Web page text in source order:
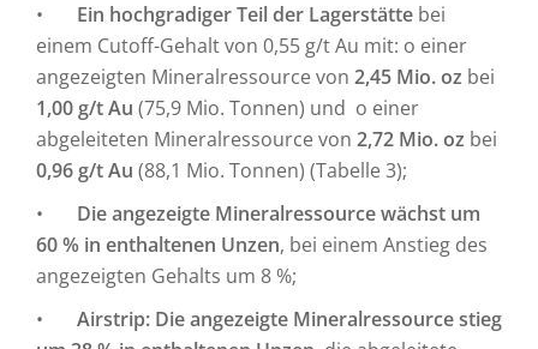
• Ein hochgradiger Teil der Lagerstätte bei
einem Cutoff-Gehalt von 0,55 g/t Au mit: o einer
angezeigten Mineralressource von 2,45 Mio. oz bei
1,00 g/t Au (75,9 Mio. Tonnen) und o einer
abgeleiteten Mineralressource von 2,72 Mio. oz bei
0,96 g/t Au (88,1 Mio. Tonnen) (Tabelle 3);
• Die angezeigte Mineralressource wächst um
60 % in enthaltenen Unzen, bei einem Anstieg des
angezeigten Gehalts um 8 %;
• Airstrip: Die angezeigte Mineralressource stieg